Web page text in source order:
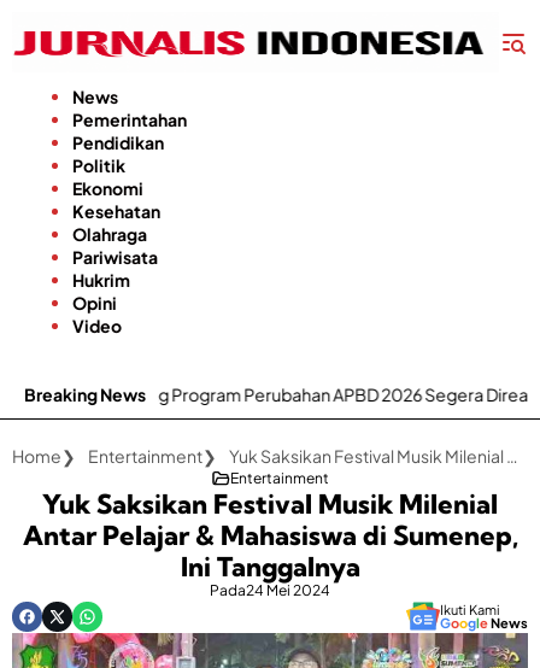
konten
News
Pemerintahan
Pendidikan
Politik
Ekonomi
Kesehatan
Olahraga
Pariwisata
Hukrim
Opini
Video
Breaking News
Program Perubahan APBD 2026 Segera Direalisasikan
Home Entertainment Yuk Saksikan Festival Musik Milenial Antar Pelajar & Mahasiswa di Sumenep, Ini Tanggalnya
Entertainment
Yuk Saksikan Festival Musik Milenial
Antar Pelajar & Mahasiswa di Sumenep,
Ini Tanggalnya
Pada24 Mei 2024
Ikuti Kami
GoogleNews